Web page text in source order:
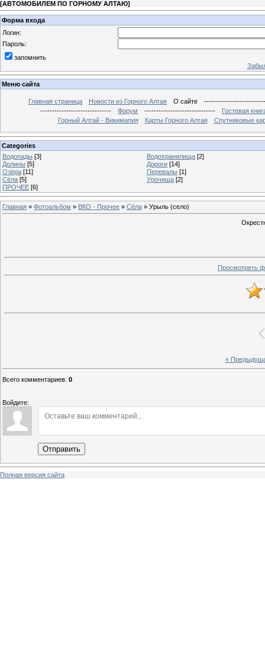
[АВТОМОБИЛЕМ ПО ГОРНОМУ АЛТАЮ]
Форма входа
Логин:
Пароль:
запомнить
Меню сайта
Главная страница Новости из Горного Алтая О сайте
------------------------------
Форум ------------------------------
Гостевая
Горный Алтай - Викимапия
Карты Горного Алтая Спутниковые
Categories
Водопады [3] Водохранилища [2]
Долины [5] Дороги [14]
Озёра [11] Перевалы [1]
Сёла [5] Урочища [2]
ПРОЧЕЕ [6]
Главная » Фотоальбом » ВКО - Прочее » Сёла » Урыль (село)
Просмотреть
«
Всего комментариев: 0
Войдите:
Отправить
Полная версия сайта